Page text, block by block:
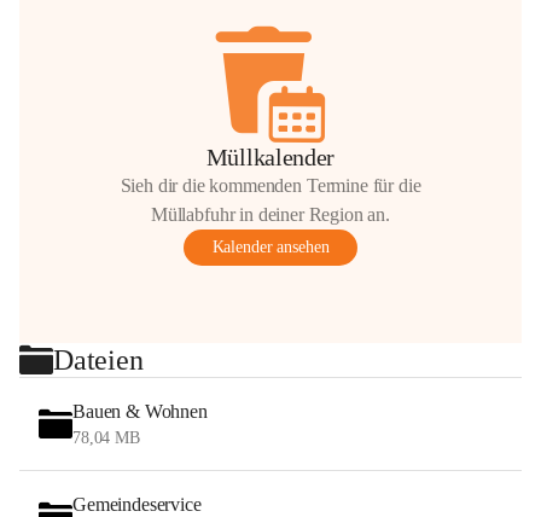
Müllkalender
Sieh dir die kommenden Termine für die
Müllabfuhr in deiner Region an.
Kalender ansehen
Dateien
Bauen & Wohnen
78,04 MB
Gemeindeservice